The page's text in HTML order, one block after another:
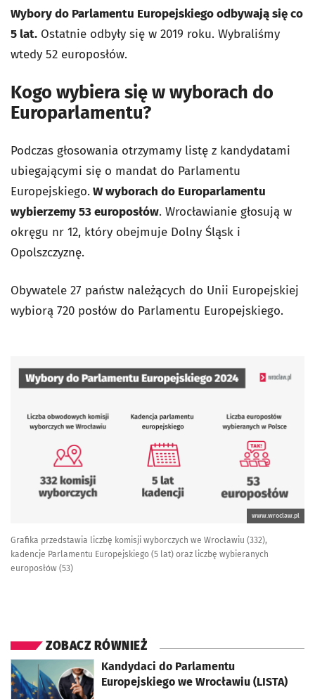
Wybory do Parlamentu Europejskiego odbywają się co
5 lat. Ostatnie odbyły się w 2019 roku. Wybraliśmy
wtedy 52 europosłów.
Kogo wybiera się w wyborach do
Europarlamentu?
Podczas głosowania otrzymamy listę z kandydatami
ubiegającymi się o mandat do Parlamentu
Europejskiego. W wyborach do Europarlamentu
wybierzemy 53 europosłów. Wrocławianie głosują w
okręgu nr 12, który obejmuje Dolny Śląsk i
Opolszczyznę.
Obywatele 27 państw należących do Unii Europejskiej
wybiorą 720 posłów do Parlamentu Europejskiego.
www.wroclaw.pl
Grafika przedstawia liczbę komisji wyborczych we Wrocławiu (332),
kadencje Parlamentu Europejskiego (5 lat) oraz liczbę wybieranych
europosłów (53)
ZOBACZ RÓWNIEŻ
Kandydaci do Parlamentu
Europejskiego we Wrocławiu (LISTA)
otworzy się w nowej karcie